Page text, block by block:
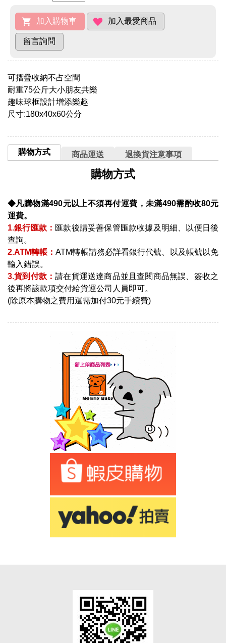
可摺疊收納不占空間
耐重75公斤大小朋友共樂
趣味球框設計增添樂趣
尺寸:180x40x60公分
購物方式 商品運送 退換貨注意事項
購物方式
◆凡購物滿490元以上不須再付運費，未滿490需酌收80元
運費。
1.銀行匯款： 匯款後請妥善保管匯款收據及明細、以便日後
查詢。
2.ATM轉帳：ATM轉帳請務必詳看銀行代號、以及帳號以免
輸入錯誤。
3.貨到付款：請在貨運送達商品並且查閱商品無誤、簽收之
後再將該款項交付給貨運公司人員即可。
(除原本購物之費用還需加付30元手續費)